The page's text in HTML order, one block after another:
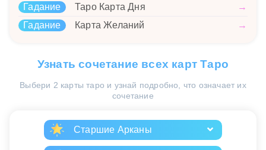
Гадание
Таро Карта Дня
→
Гадание
Карта Желаний →
Узнать сочетание всех карт Таро
Выбери 2 карты таро и узнай подробно, что означает их
сочетание
Старшие Арканы